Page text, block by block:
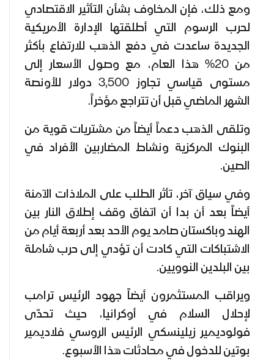
ومع ذلك، فإن المخاوف بشأن التأثير الاقتصادي
لحرب الرسوم التي أطلقتها الإدارة الأمريكية
الجديدة ساعدت في دفع الذهب للارتفاع بأكثر
من 20% هذا العام، مع وصول الأسعار إلى
مستوى قياسي تجاوز 3,500 دولار للأونصة
الشهر الماضي قبل أن تتراجع مؤخراً.
وتلقى الذهب دعماً أيضاً من مشتريات قوية من
البنوك المركزية ونشاط المضاربين الأفراد في
الصين.
وفي سياق آخر، تأثر الطلب على الملاذات الآمنة
أيضاً بعد أن بدا أن اتفاق وقف إطلاق النار بين
الهند وباكستان صامد يوم الأحد بعد أربعة أيام من
الاشتباكات التي كادت أن تؤدي إلى حرب شاملة
بين البلدين النوويين.
ويراقب المستثمرون أيضاً جهود الرئيس ترامب
لإحلال السلام في أوكرانيا، حيث تحدّى
فولوديمير زيلينسكي الرئيس الروسي فلاديمير
بوتين للدخول في محادثات هذا الأسبوع.